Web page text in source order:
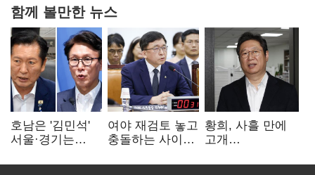
함께 볼만한 뉴스
호남은 '김민석'
서울·경기는
승자는 '안갯속'
여야 재검토 놓고
충돌하는 사이…
수 오차 당연"
황희, 사흘 만에
고개
스 청년주택'